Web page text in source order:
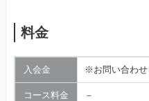
料金
入会金 ※お問い合わせ
コース料金 －